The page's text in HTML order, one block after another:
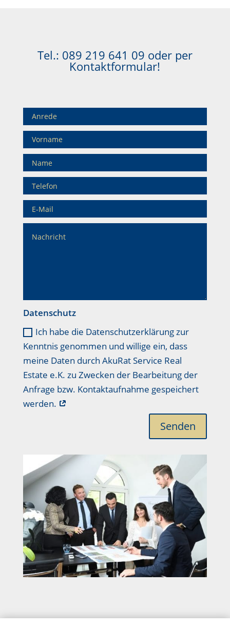
Tel.: 089 219 641 09 oder per
Kontaktformular!
Datenschutz
Ich habe die Datenschutzerklärung zur
Kenntnis genommen und willige ein, dass
meine Daten durch AkuRat Service Real
Estate e.K. zu Zwecken der Bearbeitung der
Anfrage bzw. Kontaktaufnahme gespeichert
werden.
Senden